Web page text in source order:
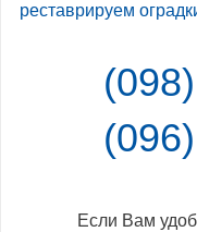
реставрируем
Если Вам